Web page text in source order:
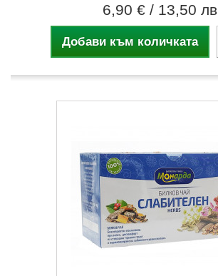
6,90 € / 13,50 лв
Добави към количката